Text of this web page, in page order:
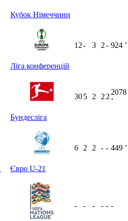
Кубок Німеччини
Ліга конференцій
12- 3 2- 924 ʼ
Бундесліга
305 2 2 2
2078
ʼ
Євро U-21
6 2 2 - - 449 ʼ
- - - - - -